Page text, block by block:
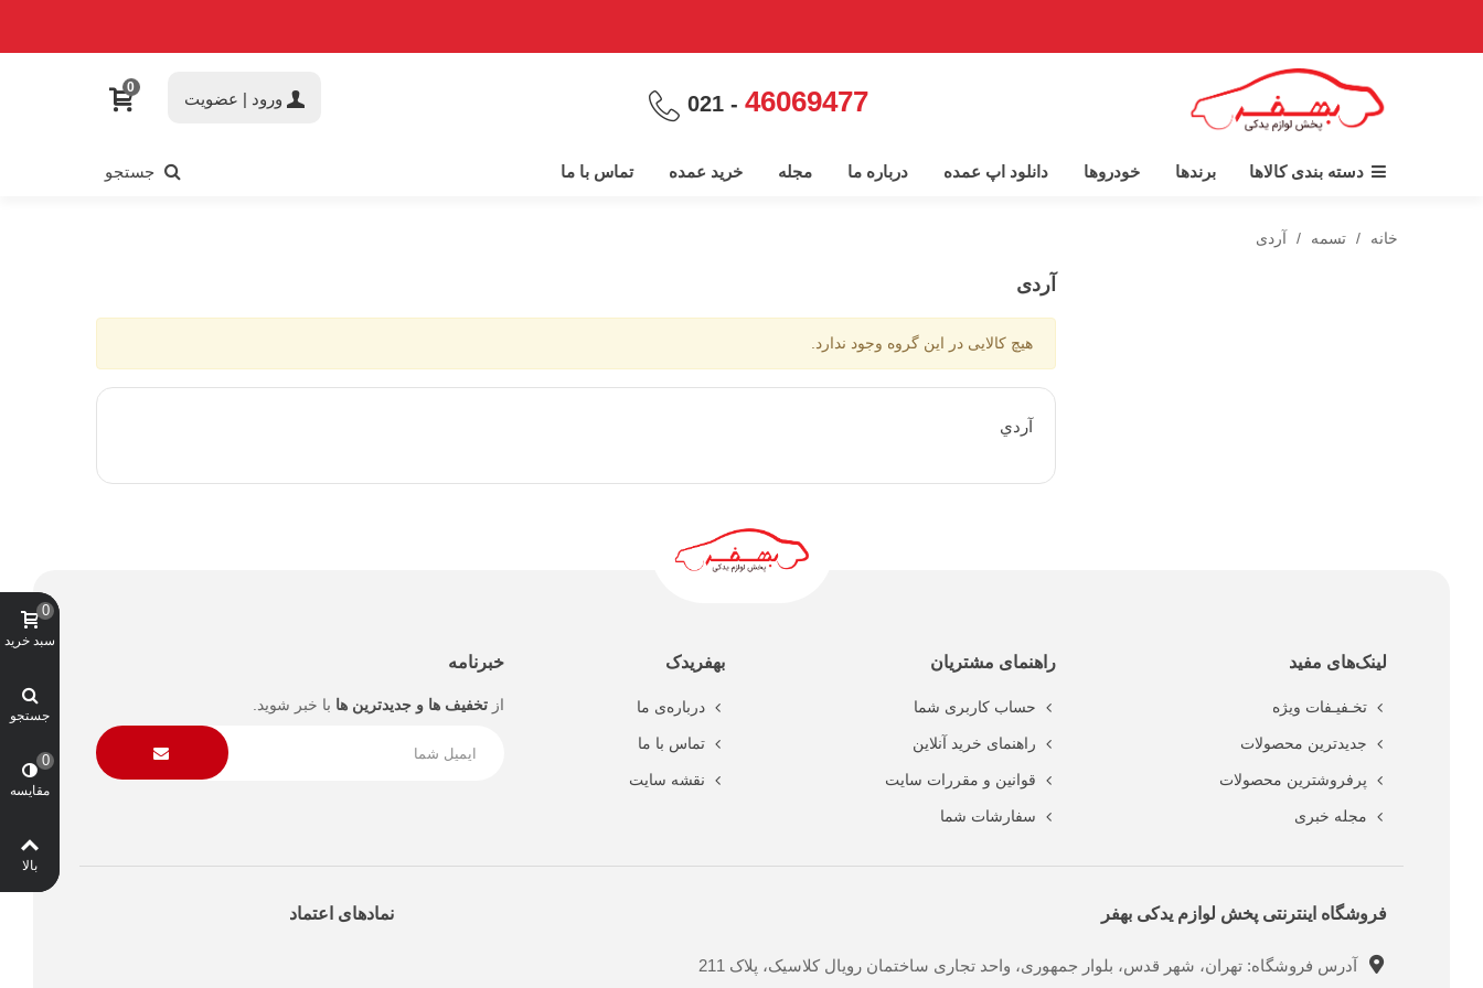
46069477
- 021 ورود | عضویت
0
دسته بندی کالاها برندها خودروها دانلود اپ عمده درباره ما مجله خرید عمده تماس با ما جستجو
خانه / تسمه / آردی
آردی
هیچ کالایی در این گروه وجود ندارد.
آردي
لینک‌های مفید
تخـفیـفات ویژه
جدیدترین محصولات
پرفروشترین محصولات
مجله خبری
راهنمای مشتریان
حساب کاربری شما
راهنمای خرید آنلاین
قوانین و مقررات سایت
سفارشات شما
بهفریدک
درباره‌ی ما
تماس با ما
نقشه سایت
خبرنامه
از تخفیف ها و جدیدترین ها با خبر شوید.
فروشگاه اینترنتی پخش لوازم یدکی بهفر
آدرس فروشگاه: تهران، شهر قدس، بلوار جمهوری، واحد تجاری ساختمان رویال کلاسیک، پلاک 211
نمادهای اعتماد
سبد خرید
0
جستجو
مقایسه
0
بالا